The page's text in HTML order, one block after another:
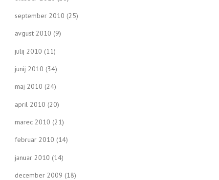
september 2010 (25)
avgust 2010 (9)
julij 2010 (11)
junij 2010 (34)
maj 2010 (24)
april 2010 (20)
marec 2010 (21)
februar 2010 (14)
januar 2010 (14)
december 2009 (18)